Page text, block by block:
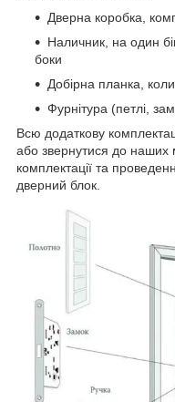
Дверна коробка,
Наличник, на один
боки
Добірна планка,
Фурнітура (петлі,
Всю додаткову
або звернутися до наших
комплектації та
дверний блок.